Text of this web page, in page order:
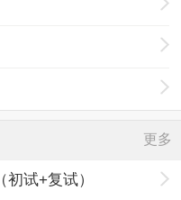
更多
试+复试）